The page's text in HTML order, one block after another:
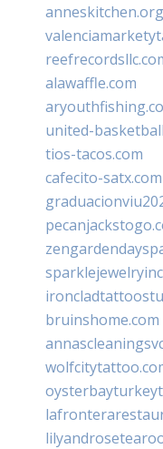
anneskitchen.org
alawaffle.com
united-
tios-tacos.com
cafecito-satx.com
bruinshome.com